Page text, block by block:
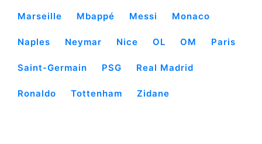
Marseille Mbappé Messi Monaco
Naples Neymar Nice OL OM Paris
Saint-Germain PSG Real Madrid
Ronaldo Tottenham Zidane